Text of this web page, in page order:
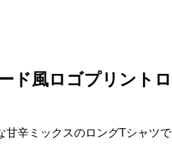
ド風ロゴプリントロ
甘辛ミックスのロングTシャツで